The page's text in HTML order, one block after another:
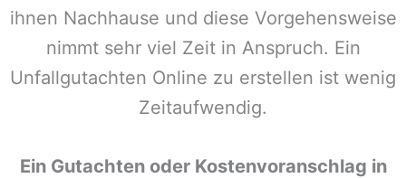
ihnen Nachhause und diese Vorgehensweise
nimmt sehr viel Zeit in Anspruch. Ein
Unfallgutachten Online zu erstellen ist wenig
Zeitaufwendig.
Ein Gutachten oder Kostenvoranschlag in